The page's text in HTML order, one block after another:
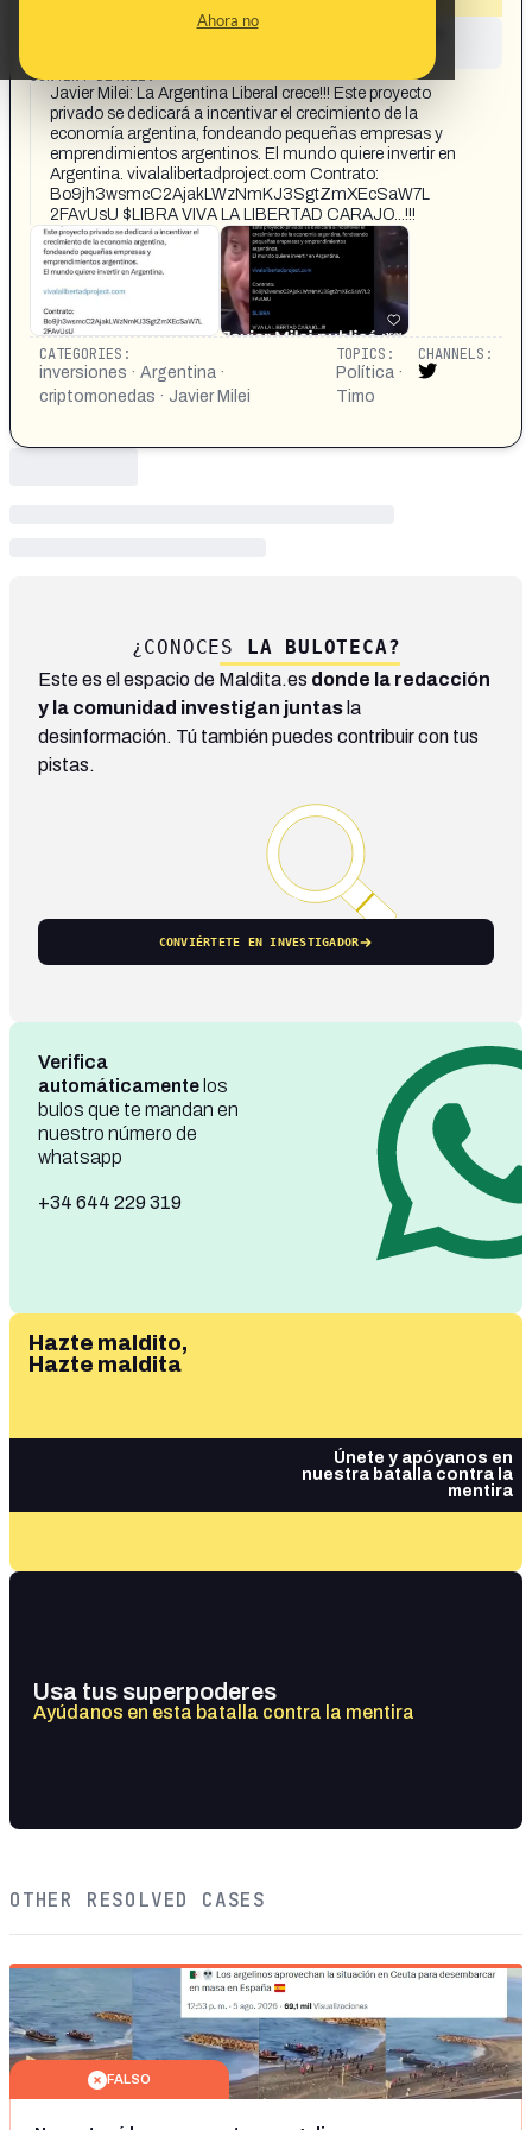
Ahora no
This content has not yet been investigated by the
CONTENT DETAIL:
Javier Milei: La Argentina Liberal crece!!! Este proyecto
privado se dedicará a incentivar el crecimiento de la
economía argentina, fondeando pequeñas empresas y
emprendimientos argentinos. El mundo quiere invertir en
Argentina. vivalalibertadproject.com Contrato:
Bo9jh3wsmcC2AjakLWzNmKJ3SgtZmXEcSaW7L
2FAvUsU $LIBRA VIVA LA LIBERTAD CARAJO...!!!
CATEGORIES:
inversiones · Argentina ·
criptomonedas · Javier Milei
TOPICS:
Política ·
Timo
CHANNELS:
¿CONOCES LA BULOTECA?
Este es el espacio de Maldita.es donde la redacción
y la comunidad investigan juntas la
desinformación. Tú también puedes contribuir con tus
pistas.
CONVIÉRTETE EN INVESTIGADOR
Verifica
automáticamente los
bulos que te mandan en
nuestro número de
whatsapp
+34 644 229 319
Hazte maldito,
Hazte maldita
Únete y apóyanos en
nuestra batalla contra la
mentira
Usa tus superpoderes
Ayúdanos en esta batalla contra la mentira
OTHER RESOLVED CASES
FALSO